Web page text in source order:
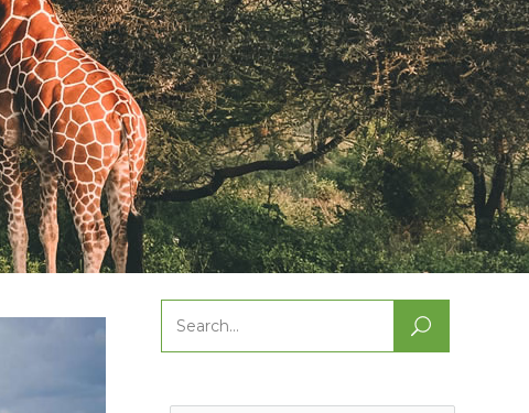
Search